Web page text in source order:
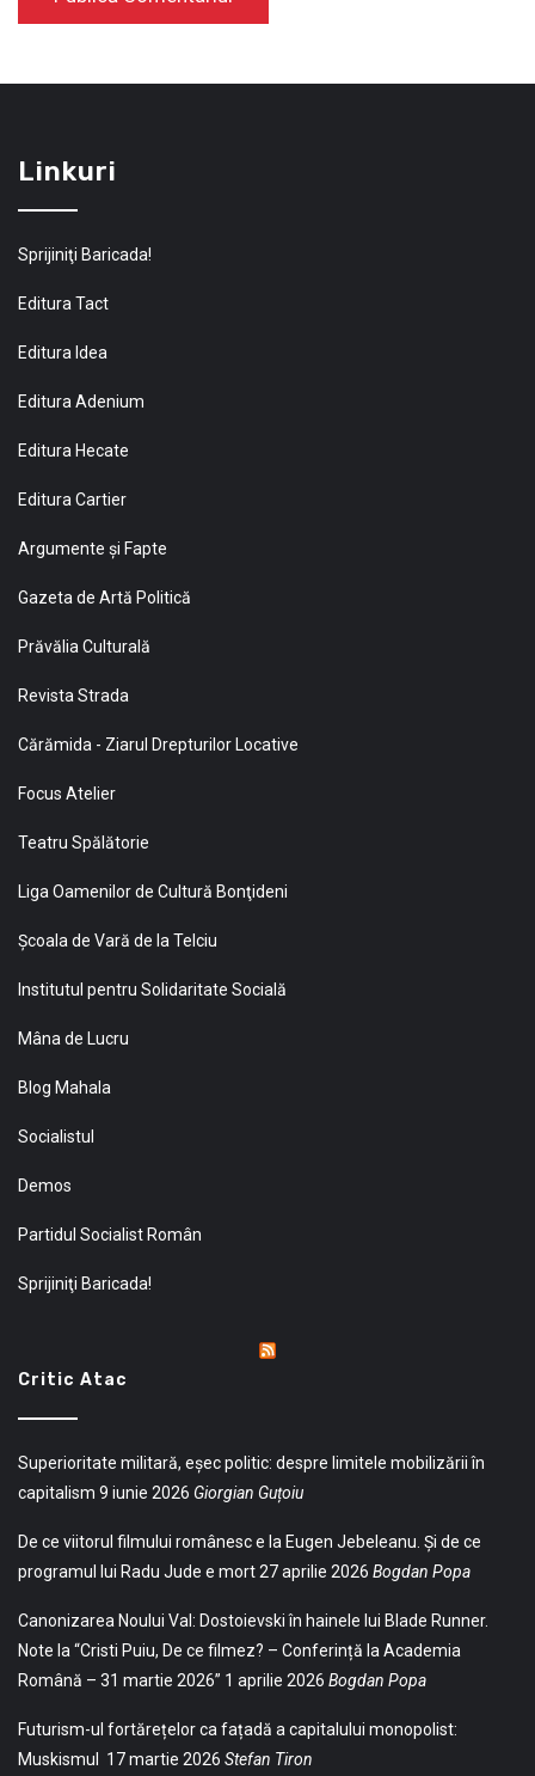
Linkuri
Sprijiniţi Baricada!
Editura Tact
Editura Idea
Editura Adenium
Editura Hecate
Editura Cartier
Argumente și Fapte
Gazeta de Artă Politică
Prăvălia Culturală
Revista Strada
Cărămida - Ziarul Drepturilor Locative
Focus Atelier
Teatru Spălătorie
Liga Oamenilor de Cultură Bonţideni
Şcoala de Vară de la Telciu
Institutul pentru Solidaritate Socială
Mâna de Lucru
Blog Mahala
Socialistul
Demos
Partidul Socialist Român
Sprijiniţi Baricada!
Critic Atac
Superioritate militară, eșec politic: despre limitele mobilizării în
capitalism 9 iunie 2026 Giorgian Guțoiu
De ce viitorul filmului românesc e la Eugen Jebeleanu. Și de ce
programul lui Radu Jude e mort27 aprilie 2026 Bogdan Popa
Canonizarea Noului Val: Dostoievski în hainele lui Blade Runner.
Note la “Cristi Puiu, De ce filmez? – Conferință la Academia
Română – 31 martie 2026” 1 aprilie 2026 Bogdan Popa
Futurism-ul fortărețelor ca fațadă a capitalului monopolist:
Muskismul
17 martie 2026 Stefan Tiron